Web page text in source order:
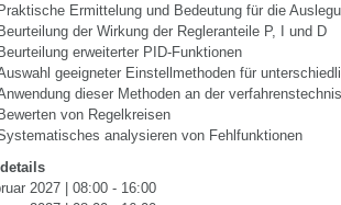
Praktische Ermittelung und Bedeutung für die
Beurteilung der Wirkung der Regleranteile P, I und D
Beurteilung erweiterter PID-Funktionen
geeigneter Einstellmethoden für
dieser Methoden an der
Bewerten von Regelkreisen
analysieren von Fehlfunktionen
2027 | 08:00 - 16:00